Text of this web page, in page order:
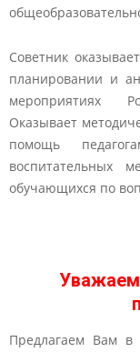
Советник
планировании и
мероприятиях
Оказывает
помощь
воспитательных
обучающихся по
Предлагаем Вам в